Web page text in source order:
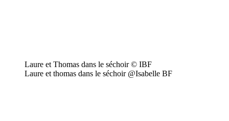
Laure et Thomas dans le séchoir © IBF
Laure et thomas dans le séchoir @Isabelle BF